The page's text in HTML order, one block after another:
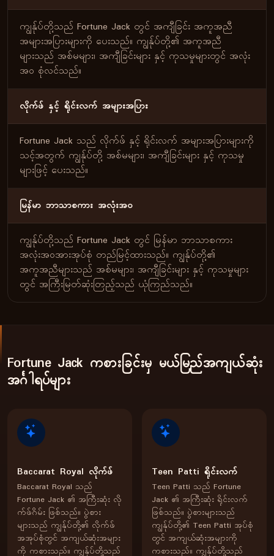
ကျွန်ုပ်တို့သည် Fortune Jack တွင် အကျီခြင်း အကူအညီ
အများအပြားများကို ပေးသည်။ ကျွန်ုပ်တို့၏ အကူအညီ
များသည် အစ်မများ၊ အကျီခြင်းများ နှင့် ကုသမှုများတွင် အလုံး
အဝ စုံလင်သည်။
လိုက်ဖ် နှင့် ရိုင်းလက် အများအပြား
Fortune Jack သည် လိုက်ဖ် နှင့် ရိုင်းလက် အများအပြားများကို
သင့်အတွက် ကျွန်ုပ်တို့ အစ်မများ၊ အကျီခြင်းများ နှင့် ကုသမှု
များဖြင့် ပေးသည်။
မြန်မာ ဘာသာစကား အလုံးအဝ
ကျွန်ုပ်တို့သည် Fortune Jack တွင် မြန်မာ ဘာသာစကား
အလုံးအဝအားအုပ်စုံ တည်မြင့်ထားသည်။ ကျွန်ုပ်တို့၏
အကူအညီများသည် အစ်မများ၊ အကျီခြင်းများ နှင့် ကုသမှုများ
တွင် အကြီးမြတ်ဆုံးတြည့်သည် ယုံကြည်သည်။
Fortune Jack ကစားခြင်းမှ မယ်မြည်အကျယ်ဆုံး
အင်္ဂါရပ်များ
Baccarat Royal လိုက်ဖ်
Baccarat Royal သည်
Fortune Jack ၏ အကြီးဆုံး လို
က်ဖ်ဂိမ်း ဖြစ်သည်။ ပွဲစား
များသည် ကျွန်ုပ်တို့၏ လိုက်ဖ်
အအုပ်စုံတွင် အကျယ်ဆုံးအများ
ကို ကစားသည်။ ကျွန်ုပ်တို့သည်
Teen Patti ရိုင်းလက်
Teen Patti သည် Fortune
Jack ၏ အကြီးဆုံး ရိုင်းလက်
ဖြစ်သည်။ ပွဲစားများသည်
ကျွန်ုပ်တို့၏ Teen Patti အုပ်စုံ
တွင် အကျယ်ဆုံးအများကို
ကစားသည်။ ကျွန်ုပ်တို့သည်